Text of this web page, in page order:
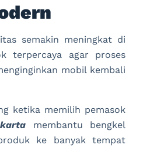
semakin meningkat di
terpercaya agar proses
mobil kembali
ketika memilih pemasok
membantu bengkel
ke banyak tempat